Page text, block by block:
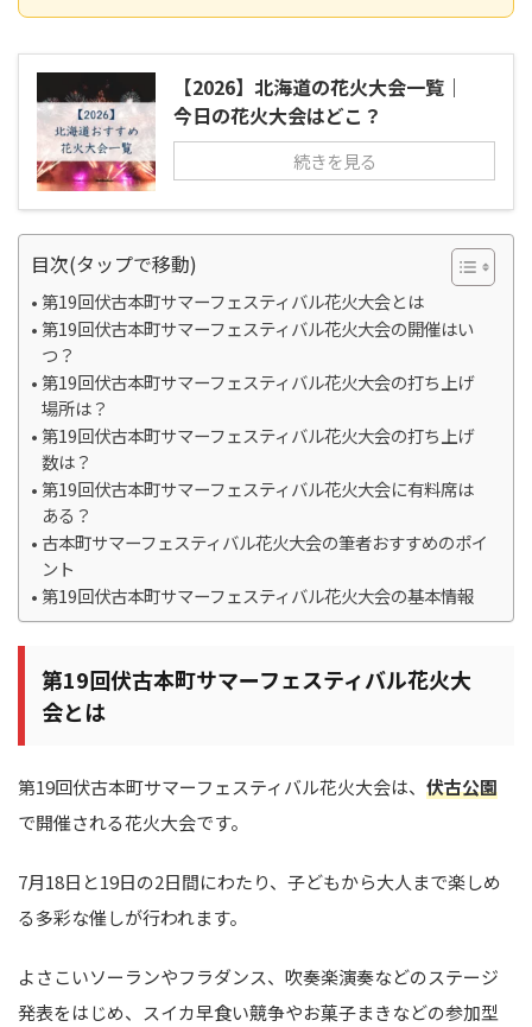
【2026】北海道の花火大会一覧｜
今日の花火大会はどこ？
続きを見る
目次(タップで移動)
第19回伏古本町サマーフェスティバル花火大会とは
第19回伏古本町サマーフェスティバル花火大会の開催はい
つ？
第19回伏古本町サマーフェスティバル花火大会の打ち上げ
場所は？
第19回伏古本町サマーフェスティバル花火大会の打ち上げ
数は？
第19回伏古本町サマーフェスティバル花火大会に有料席は
ある？
古本町サマーフェスティバル花火大会の筆者おすすめのポイ
ント
第19回伏古本町サマーフェスティバル花火大会の基本情報
第19回伏古本町サマーフェスティバル花火大
会とは
第19回伏古本町サマーフェスティバル花火大会は、 伏古公園
で開催される花火大会です。
7月18日と19日の2日間にわたり、子どもから大人まで楽しめ
る多彩な催しが行われます。
よさこいソーランやフラダンス、吹奏楽演奏などのステージ
発表をはじめ、スイカ早食い競争やお菓子まきなどの参加型